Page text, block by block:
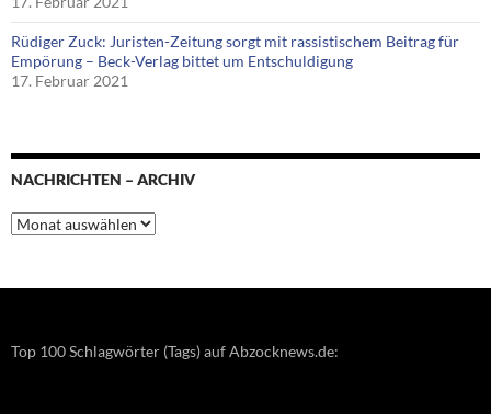
Rüdiger Zuck: Juristen-Zeitung sorgt mit rassistischem Beitrag für
Empörung – Beck-Verlag bittet um Entschuldigung
17. Februar 2021
NACHRICHTEN – ARCHIV
Nachrichten
–
Top 100 Schlagwörter (Tags) auf Abzocknews.de: